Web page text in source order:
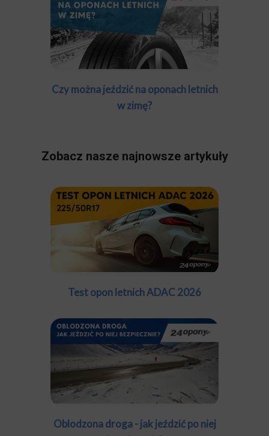
Czy można jeździć na oponach letnich
w zimę?
Zobacz nasze najnowsze artykuły
Test opon letnich ADAC 2026
Oblodzona droga - jak jeździć po niej